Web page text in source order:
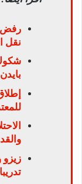
رفض
نقل